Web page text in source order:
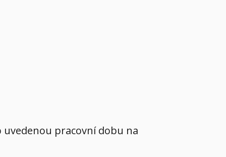
uvedenou pracovní dobu na